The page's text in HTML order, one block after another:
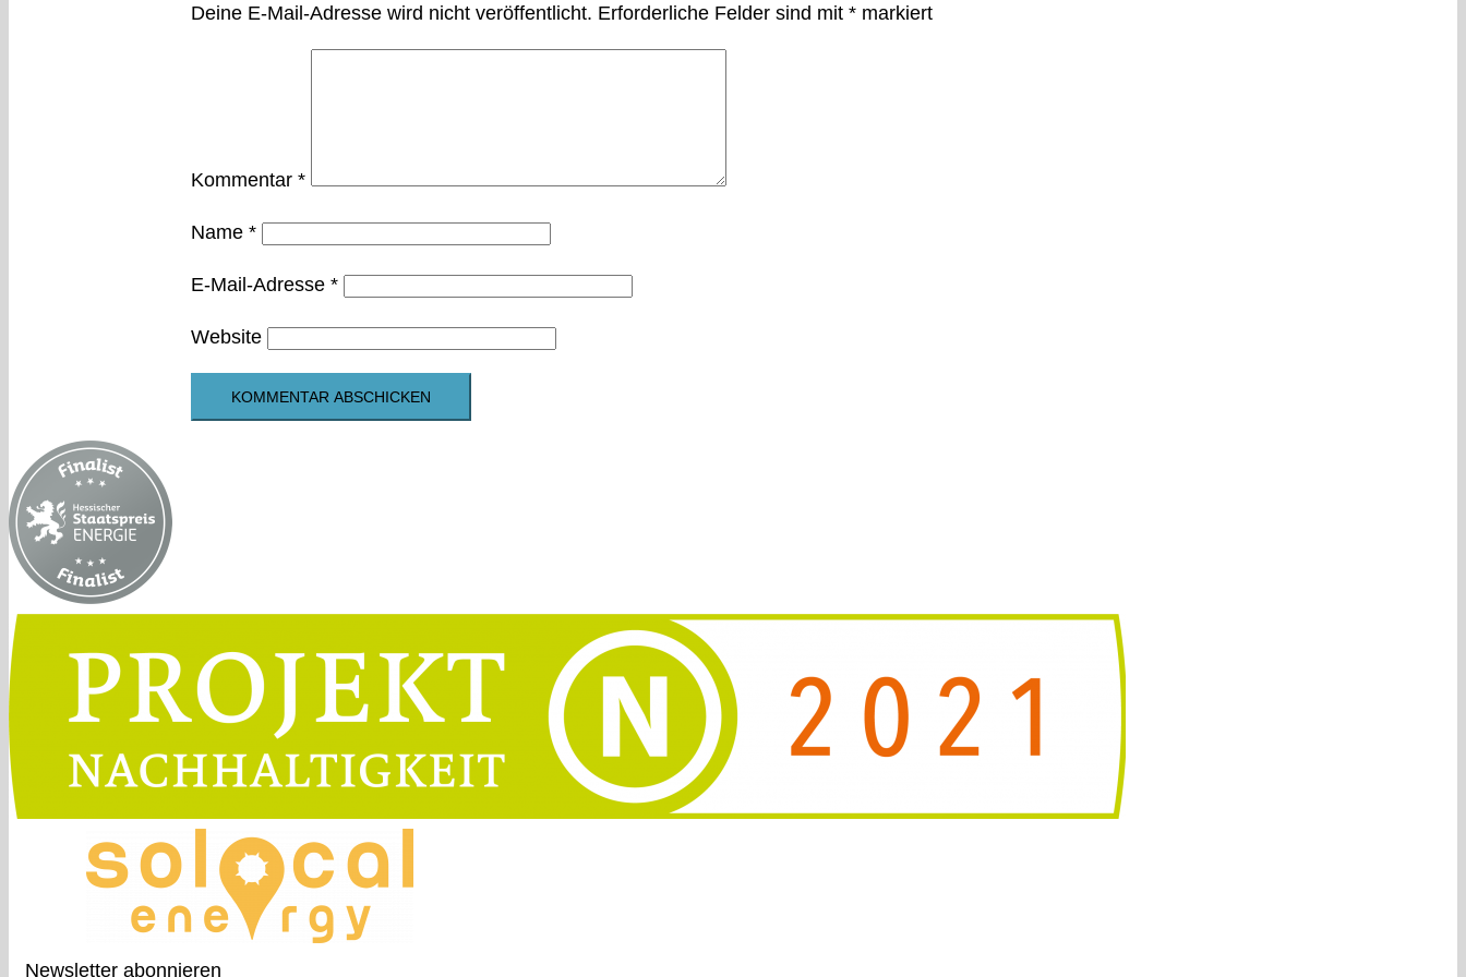
Deine E-Mail-Adresse wird nicht veröffentlicht. Erforderliche Felder sind mit * markiert
Kommentar *
Name *
E-Mail-Adresse *
Website
Newsletter abonnieren​